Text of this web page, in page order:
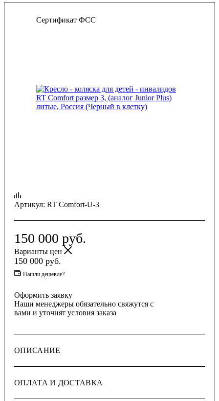
Сертификат ФСС
Артикул: RT Comfort-U-3
150 000 руб.
Варианты цен
150 000 руб.
Нашли дешевле?
Оформить заявку
Наши менеджеры обязательно свяжутся с
вами и уточнят условия заказа
ОПИСАНИЕ
ОПЛАТА И ДОСТАВКА